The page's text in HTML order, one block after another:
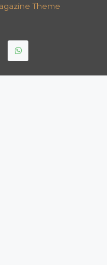
Theme